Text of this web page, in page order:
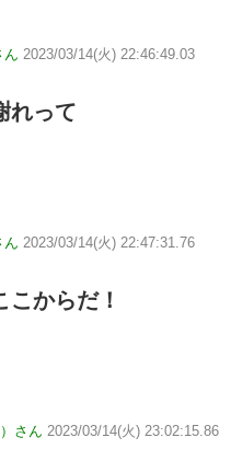
ん 2023/03/14(火) 22:46:49.03
れって
ん 2023/03/14(火) 22:47:31.76
からだ！
さん 2023/03/14(火) 23:02:15.86